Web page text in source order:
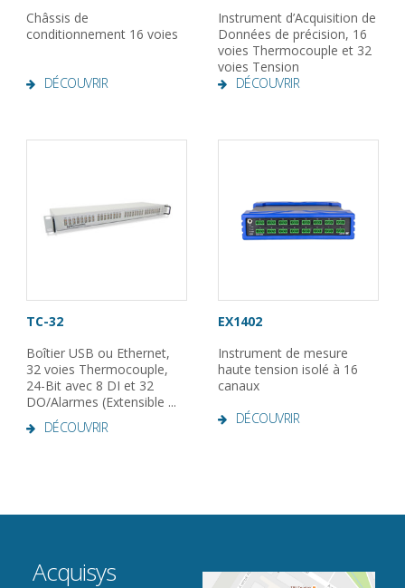
Châssis de
conditionnement 16 voies
DÉCOUVRIR
Instrument d’Acquisition de
Données de précision, 16
voies Thermocouple et 32
voies Tension
DÉCOUVRIR
TC-32
Boîtier USB ou Ethernet,
32 voies Thermocouple,
24-Bit avec 8 DI et 32
DO/Alarmes (Extensible ...
DÉCOUVRIR
EX1402
Instrument de mesure
haute tension isolé à 16
canaux
DÉCOUVRIR
Acquisys